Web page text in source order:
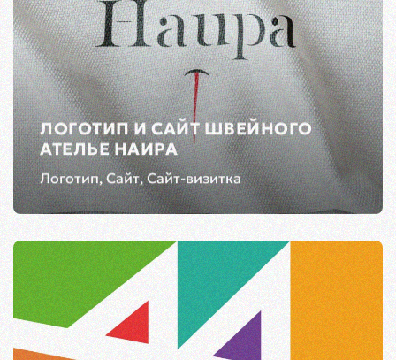
ЛОГОТИП И САЙТ ШВЕЙНОГО
АТЕЛЬЕ НАИРА
Логотип, Сайт, Сайт-визитка